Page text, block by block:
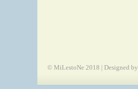
© MiLestoNe 2018 | Designed by